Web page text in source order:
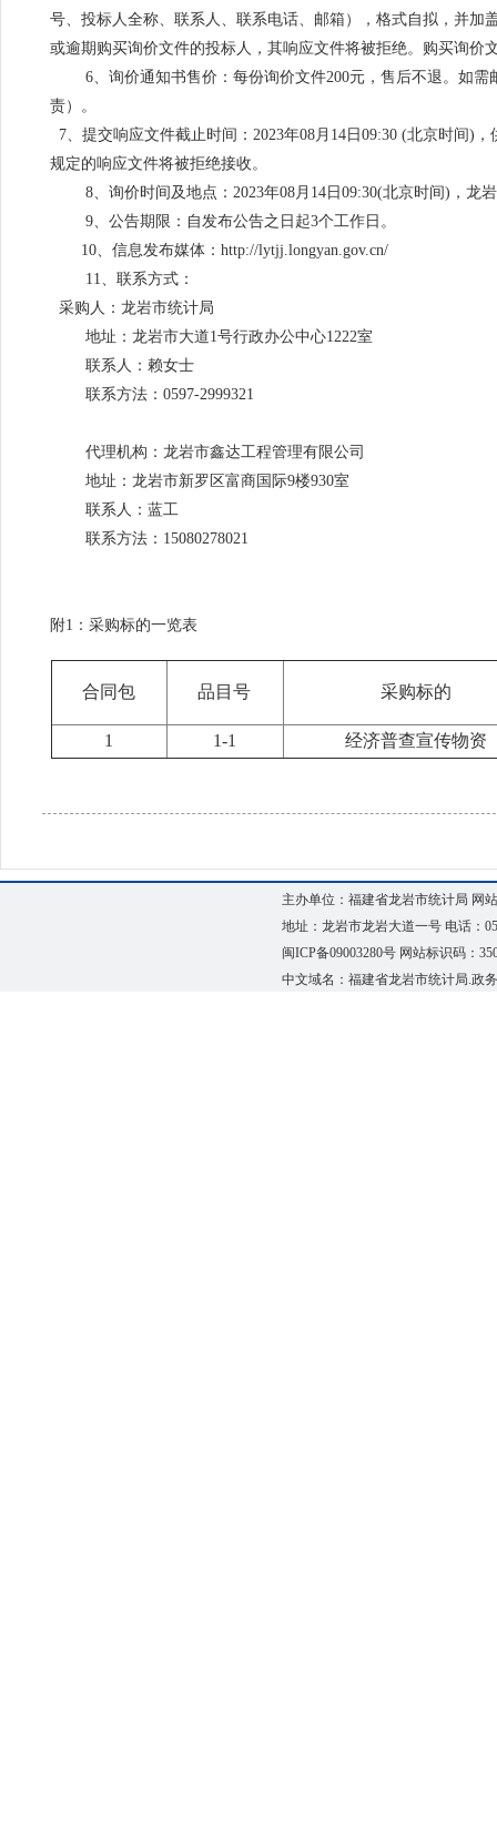
号、投标人全称、联系人、联系电话、邮箱），格式自拟，并
或逾期购买询价文件的投标人，其响应文件将被拒绝。购买询价
6、询价通知书售价：每份询价文件200元，售后不退。如需
责）。
7、提交响应文件截止时间：2023年08月 14 日09:30 (北京时间)
规定的响应文件将被拒绝接收。
8、询价时间及地点：2023年08月 14 日09:30(北京时间) ，龙
9、公告期限： 自发布公告之日起3个工作日。
10、信息发布媒体：http://lytjj.longyan.gov.cn/
11、联系方式：
采购人：龙岩市统计局
地址：龙岩市大道1号行政办公中心1222室
联系人：赖女士
联系方法：0597-2999321
代理机构：龙岩市鑫达工程管理有限公司
地址：龙岩市新罗区富商国际9楼930室
联系人：蓝工
联系方法： 15080278021
附1 ：采购标的一览表
合同包 品目号 采购标的
1 1-1 经济普查宣传物资